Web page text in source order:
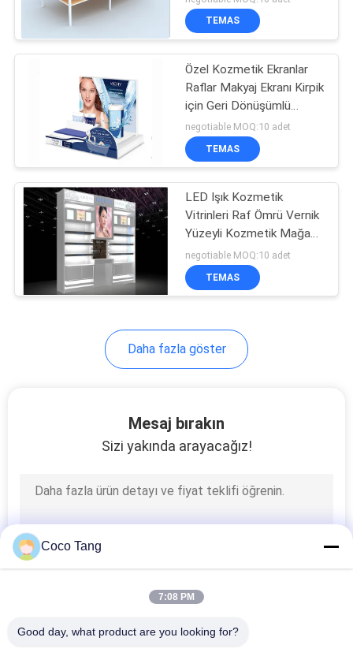
Eczane Ekran Rafları
Kozmetik vitrin
rafları
Ayakkabı vitrin
Gıda Mağazası
Rafları
TEMAS
Özel Kozmetik Ekranlar
Raflar Makyaj Ekranı Kirpik
için Geri Dönüşümlü
Standı
negotiable MOQ:10 adet
TEMAS
LED Işık Kozmetik
Vitrinleri Raf Ömrü Vernik
Yüzeyli Kozmetik Mağaza
Armatürleri
negotiable MOQ:10 adet
TEMAS
Daha fazla göster
Mesaj bırakın
Sizi yakında arayacağız!
Coco Tang
7:08 PM
Good day, what product are you looking for?